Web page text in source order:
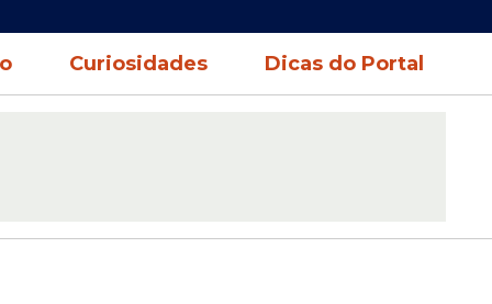
Curiosidades Dicas do Portal